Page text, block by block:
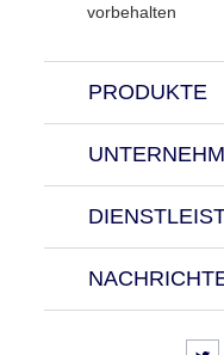
vorbehalten
PRODUKTE